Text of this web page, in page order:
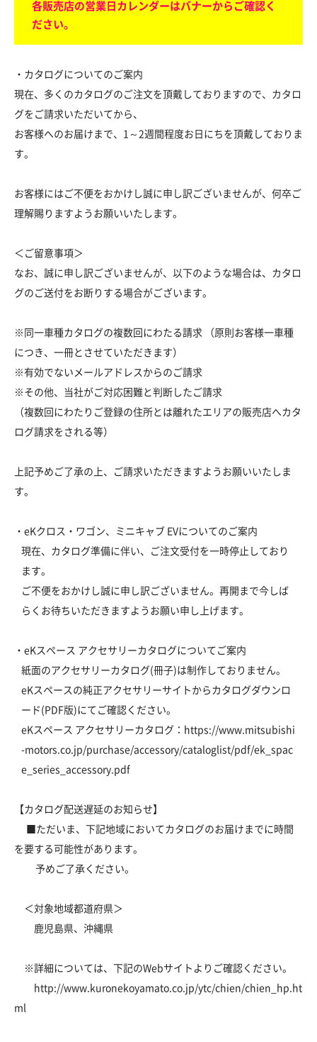
各販売店の営業日カレンダーはバナーからご確認く
ださい。
・カタログについてのご案内
現在、多くのカタログのご注文を頂戴しておりますので、カタロ
グをご請求いただいてから、
お客様へのお届けまで、1～2週間程度お日にちを頂戴しておりま
す。
お客様にはご不便をおかけし誠に申し訳ございませんが、何卒ご
理解賜りますようお願いいたします。
＜ご留意事項＞
なお、誠に申し訳ございませんが、以下のような場合は、カタロ
グのご送付をお断りする場合がございます。
※同一車種カタログの複数回にわたる請求 （原則お客様一車種
につき、一冊とさせていただきます）
※有効でないメールアドレスからのご請求
※その他、当社がご対応困難と判断したご請求
（複数回にわたりご登録の住所とは離れたエリアの販売店へカタ
ログ請求をされる等）
上記予めご了承の上、ご請求いただきますようお願いいたしま
す。
・eKクロス・ワゴン、ミニキャブ EVについてのご案内
現在、カタログ準備に伴い、ご注文受付を一時停止しており
ます。
ご不便をおかけし誠に申し訳ございません。再開まで今しば
らくお待ちいただきますようお願い申し上げます。
・eKスペース アクセサリーカタログについてご案内
紙面のアクセサリーカタログ(冊子)は制作しておりません。
eKスペースの純正アクセサリーサイトからカタログダウンロ
ード(PDF版)にてご確認ください。
eKスペース アクセサリーカタログ： https://www.mitsubishi
-motors.co.jp/purchase/accessory/cataloglist/pdf/ek_spac
e_series_accessory.pdf
【カタログ配送遅延のお知らせ】
■ただいま、下記地域においてカタログのお届けまでに時間
を要する可能性があります。
予めご了承ください。
＜対象地域都道府県＞
鹿児島県、沖縄県
※詳細については、下記のWebサイトよりご確認ください。
http://www.kuronekoyamato.co.jp/ytc/chien/chien_hp.ht
ml